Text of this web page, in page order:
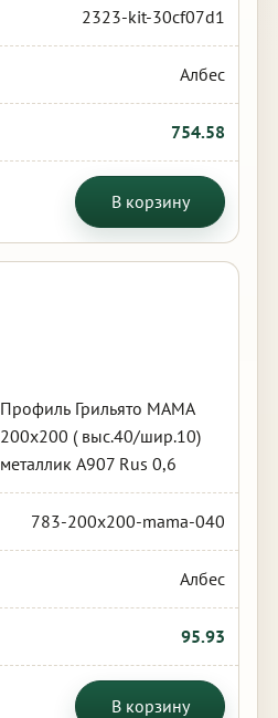
2323-kit-30cf07d1
Албес
754.58
В корзину
Профиль Грильято МАМА
200х200 ( выс.40/шир.10)
металлик А907 Rus 0,6
783-200x200-mama-040
Албес
95.93
В корзину